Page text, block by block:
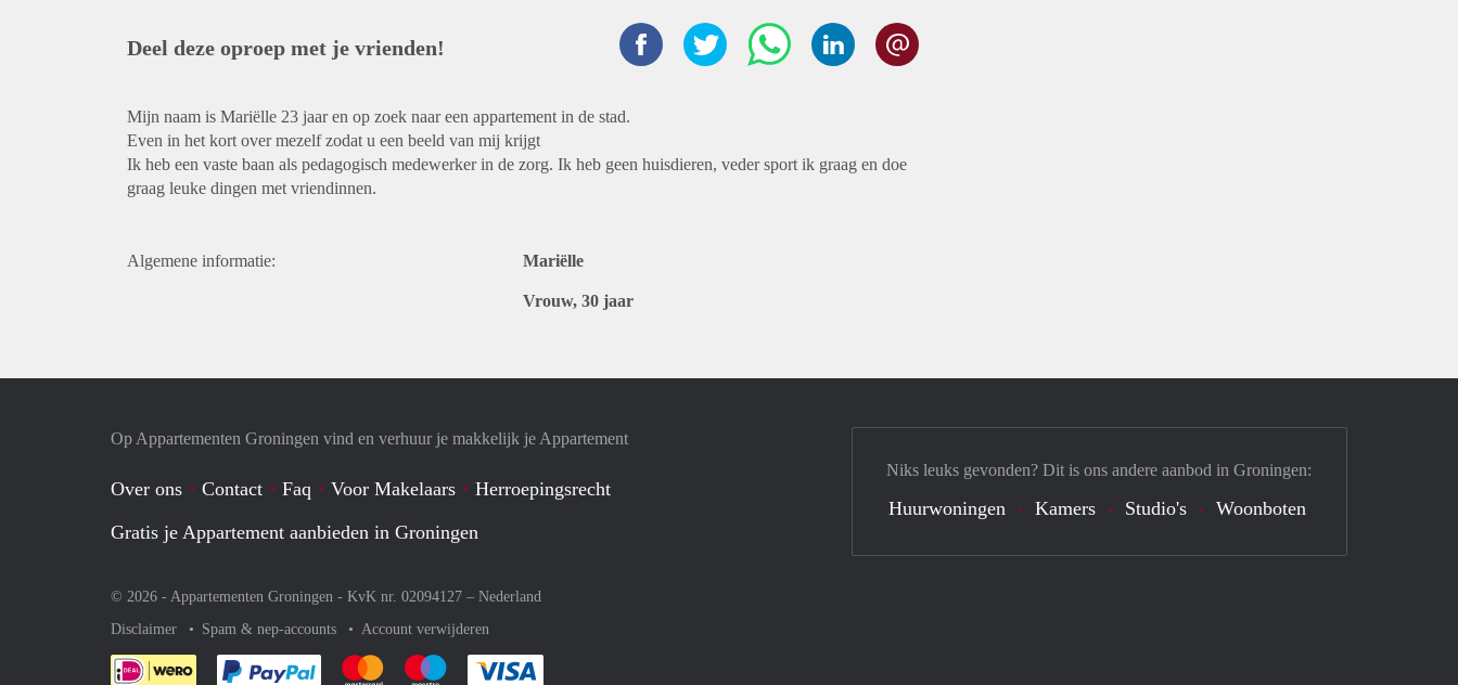
Deel deze oproep met je vrienden!
Mijn naam is Mariëlle 23 jaar en op zoek naar een appartement in de stad.
Even in het kort over mezelf zodat u een beeld van mij krijgt
Ik heb een vaste baan als pedagogisch medewerker in de zorg. Ik heb geen huisdieren, veder sport ik graag en doe
graag leuke dingen met vriendinnen.
Algemene informatie: Mariëlle
Vrouw, 30 jaar
Op Appartementen Groningen vind en verhuur je makkelijk je Appartement
Over ons Contact Faq Voor Makelaars
Herroepingsrecht
Gratis je Appartement aanbieden in Groningen
© 2026 - Appartementen Groningen - KvK nr. 02094127 – Nederland
Disclaimer
Spam & nep-accounts Account verwijderen
Je rekent gemakkelijk af met Paypal
Je rekent gemakkelijk af met Mastercard
Je rekent gemakkelijk af met Meastro
Niks leuks gevonden? Dit is ons andere aanbod in Groningen:
Huurwoningen Kamers Studio's Woonboten